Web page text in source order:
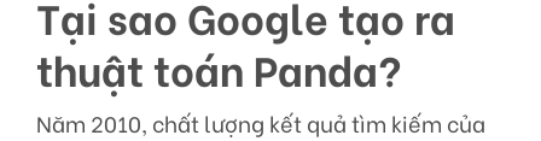
Tại sao Google tạo ra
thuật toán Panda?
Năm 2010, chất lượng kết quả tìm kiếm của